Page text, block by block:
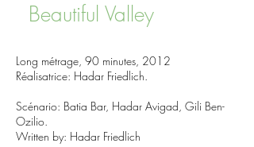
Beautiful Valley
Long métrage, 90 minutes, 2012
Réalisatrice: Hadar Friedlich.
Scénario: Batia Bar, Hadar Avigad, Gili Ben-
Ozilio.
Written by: Hadar Friedlich